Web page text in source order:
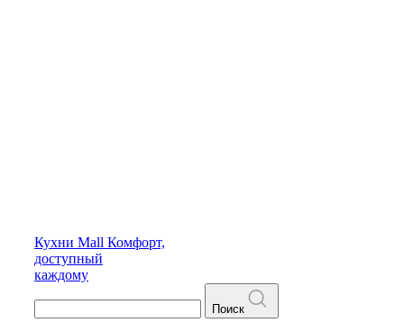
Кухни Mall Комфорт,
доступный
каждому
Поиск